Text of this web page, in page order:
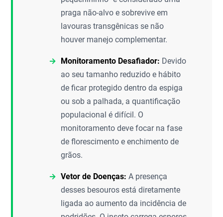
praga não-alvo e sobrevive em
lavouras transgênicas se não
houver manejo complementar.
Monitoramento Desafiador: Devido
ao seu tamanho reduzido e hábito
de ficar protegido dentro da espiga
ou sob a palhada, a quantificação
populacional é difícil. O
monitoramento deve focar na fase
de florescimento e enchimento de
grãos.
Vetor de Doenças: A presença
desses besouros está diretamente
ligada ao aumento da incidência de